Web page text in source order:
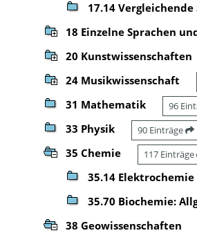
17.14
18 Einzelne Sprachen
20 Kunstwissenschaften
24 Musikwissenschaft
31 Mathematik 96
33 Physik 90 Einträge
35 Chemie 117 Einträge
35.14 Elektrochemie
35.70 Biochemie:
38 Geowissenschaften